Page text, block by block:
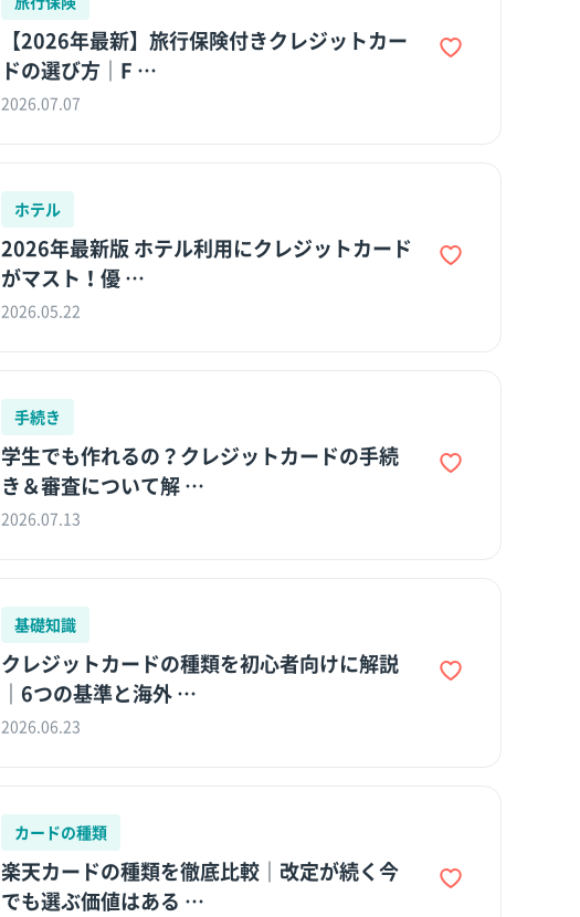
【2026年最新】旅行保険付きクレジットカー
ドの選び方｜F …
2026.07.07
ホテル
2026年最新版 ホテル利用にクレジットカード
がマスト！優 …
2026.05.22
手続き
学生でも作れるの？クレジットカードの手続
き＆審査について解 …
2026.07.13
基礎知識
クレジットカードの種類を初心者向けに解説
｜6つの基準と海外 …
2026.06.23
カードの種類
楽天カードの種類を徹底比較｜改定が続く今
でも選ぶ価値はある …